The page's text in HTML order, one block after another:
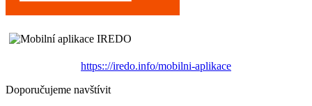
https:://iredo.info/mobilni-aplikace
Doporučujeme navštívit